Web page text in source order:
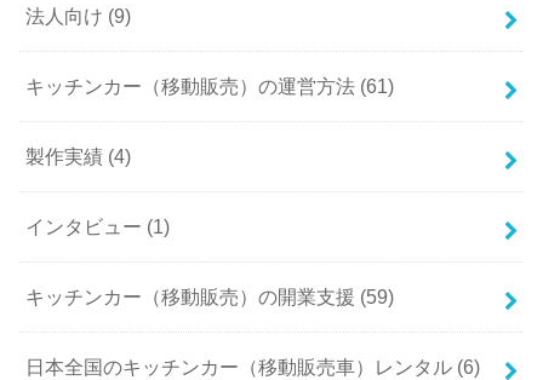
法人向け (9)
キッチンカー（移動販売）の運営方法 (61)
製作実績 (4)
インタビュー (1)
キッチンカー（移動販売）の開業支援 (59)
日本全国のキッチンカー（移動販売車）レンタル (6)